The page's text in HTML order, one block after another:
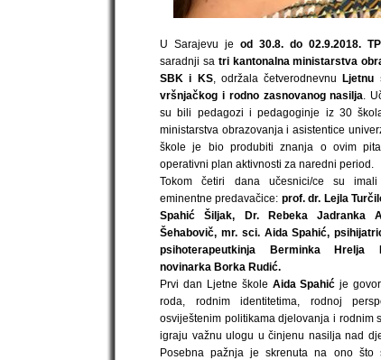
U Sarajevu je od 30.8. do 02.9.2018.
saradnji sa tri kantonalna ministarstva
SBK i KS, održala četverodnevnu
Ljetnu
vršnjačkog i rodno zasnovanog nasilja.
su bili pedagozi i pedagoginje iz 30
ministarstva obrazovanja i asistentice
škole je bio produbiti znanja o ovim
operativni plan aktivnosti za naredni period.
Tokom četiri dana učesnici/ce su
eminentne predavačice: prof. dr. Lejla
Spahić Šiljak, Dr. Rebeka Jadranka
Šehabovič, mr. sci. Aida Spahić,
psihoterapeutkinja Berminka Hrelja
novinarka Borka Rudić.
Prvi dan Ljetne škole Aida Spahić je
roda, rodnim identitetima, rodnoj
osviještenim politikama djelovanja i rodnim
igraju važnu ulogu u činjenu nasilja nad
Posebna pažnja je skrenuta na ono što